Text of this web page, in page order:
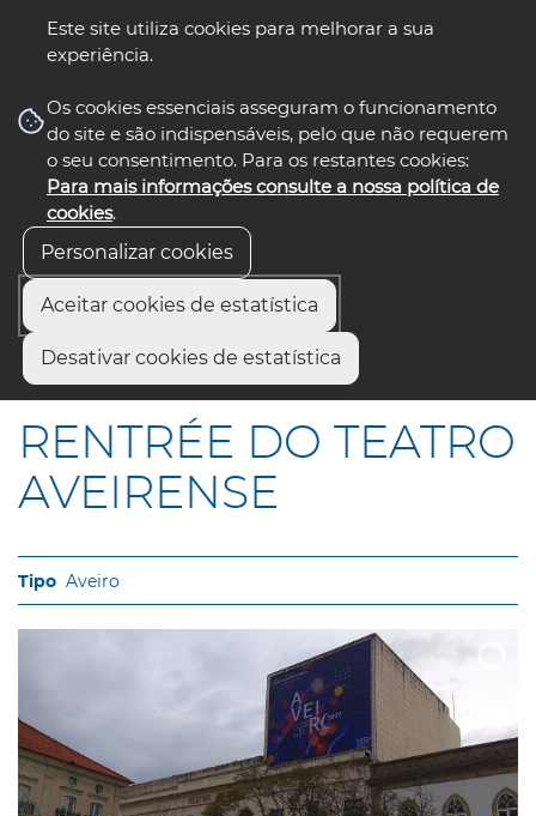
Este site utiliza cookies para melhorar a sua
experiência.
Os cookies essenciais asseguram o funcionamento
do site e são indispensáveis, pelo que não requerem
o seu consentimento. Para os restantes cookies:
Para mais informações consulte a nossa política de
cookies.
Personalizar cookies
Aceitar cookies de estatística
Desativar cookies de estatística
nos select language
Início
RENTRÉE DO TEATRO AVEIRENSE
RENTRÉE DO TEATRO
AVEIRENSE
Aveiro